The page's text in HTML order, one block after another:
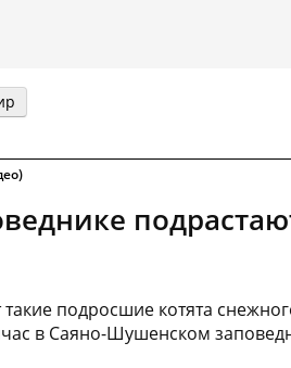
такие подросшие котята
в Саяно-Шушенском